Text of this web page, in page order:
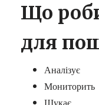
Що
для
Аналізує
Мониторить